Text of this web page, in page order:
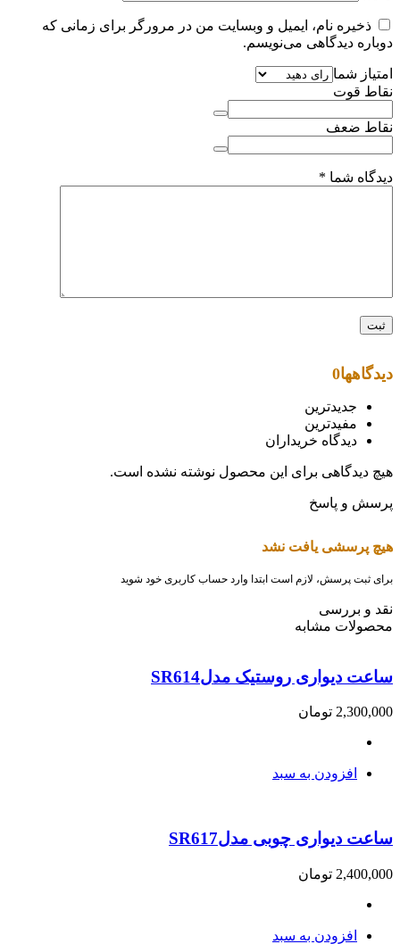
ذخیره نام، ایمیل و وبسایت من در مرورگر برای زمانی که
دوباره دیدگاهی می‌نویسم.
امتیاز شما
نقاط قوت
نقاط ضعف
دیدگاه شما *
دیدگاهها0
جدیدترین
مفیدترین
دیدگاه خریداران
هیچ دیدگاهی برای این محصول نوشته نشده است.
پرسش و پاسخ
هیچ پرسشی یافت نشد
برای ثبت پرسش، لازم است ابتدا وارد حساب کاربری خود شوید
نقد و بررسی
محصولات مشابه
ساعت دیواری روستیک مدلSR614
2,300,000 تومان
افزودن به سبد
ساعت دیواری چوبی مدلSR617
2,400,000 تومان
افزودن به سبد